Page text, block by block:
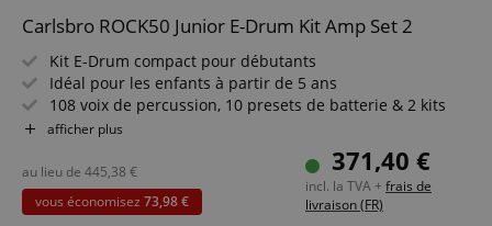
Carlsbro ROCK50 Junior E-Drum Kit Amp Set 2
Kit E-Drum compact pour débutants
Idéal pour les enfants à partir de 5 ans
108 voix de percussion, 10 presets de batterie & 2 kits
utilisateur
Fonctions d'enregistrement et de lecture
AUX In, Line Out, sortie casque, MIDI I/O
Livré avec rack de batterie réglable sur 3 pieds
Pack économique incluant enceinte monitor, tabouret,
afficher plus
371,40 €
incl. la TVA + frais de
livraison (FR)
au lieu de 445,38 €
vous économisez 73,98 €